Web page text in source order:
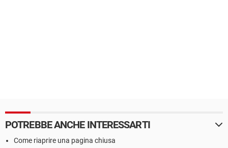
POTREBBE ANCHE INTERESSARTI
Come riaprire una pagina chiusa